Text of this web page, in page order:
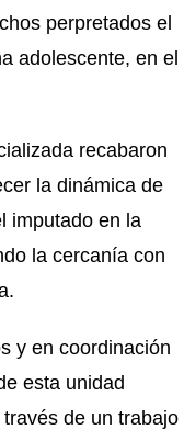
perpretados el
adolescente, en el
recabaron
la dinámica de
imputado en la
la cercanía con
y en coordinación
esta unidad
de un trabajo